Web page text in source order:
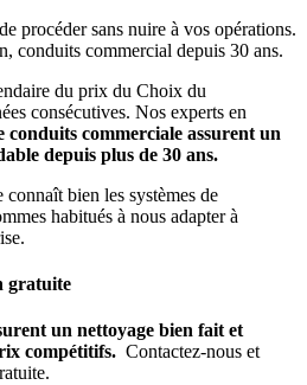
procéder sans nuire à vos opérations.
conduits commercial depuis 30 ans.
du prix du Choix du
consécutives. Nos experts en
conduits commerciale assurent un
depuis plus de 30 ans.
bien les systèmes de
habitués à nous adapter à
gratuite
un nettoyage bien fait et
compétitifs. Contactez-nous et